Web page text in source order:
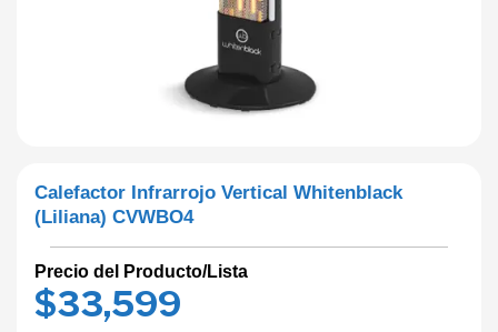
Calefactor Infrarrojo Vertical Whitenblack
(Liliana) CVWBO4
Precio del Producto/Lista
$33,599